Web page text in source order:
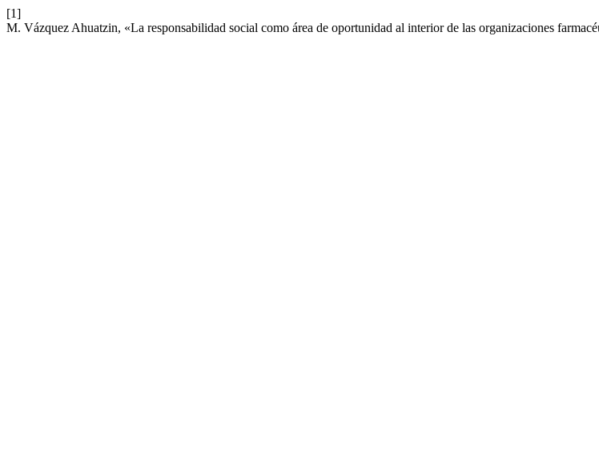
[1]
M. Vázquez Ahuatzin, «La responsabilidad social como área de oportunidad al interior de las organizaciones